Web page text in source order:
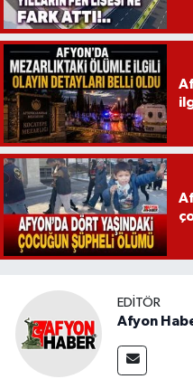
EDITÖR
Afyon